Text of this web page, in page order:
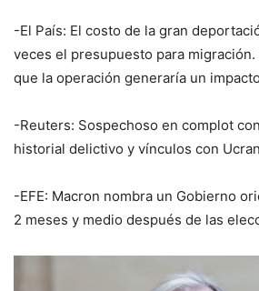
-El País: El costo de la gran
veces el presupuesto para
que la operación generaría un
-Reuters: Sospechoso en complot
historial delictivo y vínculos con
-EFE: Macron nombra un Gobierno
2 meses y medio después de las